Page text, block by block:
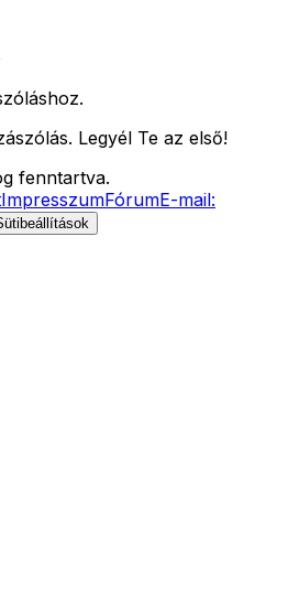
Legyél Te az első!
fenntartva.
ImpresszumFórumE-mail: